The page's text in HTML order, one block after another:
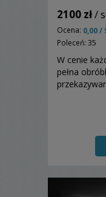
2100 zł/
Ocena: 0,00 /
Poleceń: 35
W cenie
pełna